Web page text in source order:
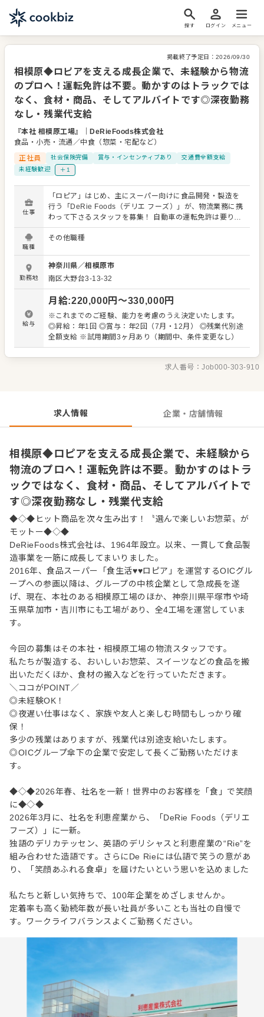
探す ログイン メニュー
掲載終了予定日： 2026/09/30
相模原◆ロピアを支える成長企業で、未経験から物流
のプロへ！運転免許は不要。動かすのはトラックでは
なく、食材・商品、そしてアルバイトです◎深夜勤務
なし・残業代支給
『本社 相模原工場』
DeRieFoods株式会社
食品・小売・流通／中食（惣菜・宅配など）
正社員
社会保険完備 賞与・インセンティブあり
交通費全額支給
未経験歓迎
＋1
仕事
「ロピア」はじめ、主にスーパー向けに食品開発・製造を
行う「DeRie Foods（デリエ フーズ）」が、物流業務に携
わって下さるスタッフを募集！ 自動車の運転免許は要りま
せん。配送業務はなく、食材の搬入・搬出作業や、大切な
商品の出荷に際する検品・準備が中心となります。アルバ
容＞ 作業手順は先輩スタッフが丁寧にお教えしますので、
未経験の方でも安心してスタート可能。しっかりフォロー
します。 扱う商品は大手スーパーに出荷する食品類です。
これまで「スーパーマーケットトレードショー お弁当＆
お惣菜大賞」にて数々受賞。2022年受賞の「バスクチーズ
ケーキ極」は、「ロピア」でロングヒットとなっている当
社開発の商品です。扱うのは食品ですので衛生的。OICグル
ープは業績も好調！仕事量も安定しています。 （主な業
～20kg）の積み下ろし、カゴ台車の移動などの付帯業務
職種
その他職種
勤務地
神奈川県／相模原市
南区大野台3-13-32
給与
月給:220,000円〜330,000円
※これまでのご経験、能力を考慮のうえ決定いたします。
◎昇給：年1回 ◎賞与：年2回（7月・12月） ◎残業代別途
全額支給 ※試用期間3ヶ月あり（期間中、条件変更なし）
求人番号：Job000-303-910
求人情報 企業・店舗情報
相模原◆ロピアを支える成長企業で、未経験から
物流のプロへ！運転免許は不要。動かすのはトラ
ックではなく、食材・商品、そしてアルバイトで
す◎深夜勤務なし・残業代支給
◆◇◆ヒット商品を次々生み出す！〝選んで楽しいお惣菜〟が
モットー◆◇◆
DeRieFoods株式会社は、1964年設立。以来、一貫して食品製
造事業を一筋に成長してまいりました。
2016年、食品スーパー「食生活♥♥ロピア」を運営するOICグル
ープへの参画以降は、グループの中核企業として急成長を遂
げ、現在、本社のある相模原工場のほか、神奈川県平塚市や埼
玉県草加市・吉川市にも工場があり、全4工場を運営していま
す。
今回の募集はその本社・相模原工場の物流スタッフです。
私たちが製造する、おいしいお惣菜、スイーツなどの食品を搬
出いただくほか、食材の搬入などを行っていただきます。
＼ココがPOINT／
◎未経験OK！
◎夜遅い仕事はなく、家族や友人と楽しむ時間もしっかり確
保！
多少の残業はありますが、残業代は別途支給いたします。
◎OICグループ傘下の企業で安定して長くご勤務いただけま
す。
◆◇◆2026年春、社名を一新！世界中のお客様を「食」で笑顔
に◆◇◆
2026年3月に、社名を利恵産業から、「DeRie Foods（デリエ
フーズ）」に一新。
独語のデリカテッセン、英語のデリシャスと利恵産業の“Rie”を
組み合わせた造語です。さらにDe Rieには仏語で笑うの意があ
り、「笑顔あふれる食卓」を届けたいという思いを込めました
私たちと新しい気持ちで、100年企業をめざしませんか。
定着率も高く勤続年数が長い社員が多いことも当社の自慢で
す。ワークライフバランスよくご勤務ください。